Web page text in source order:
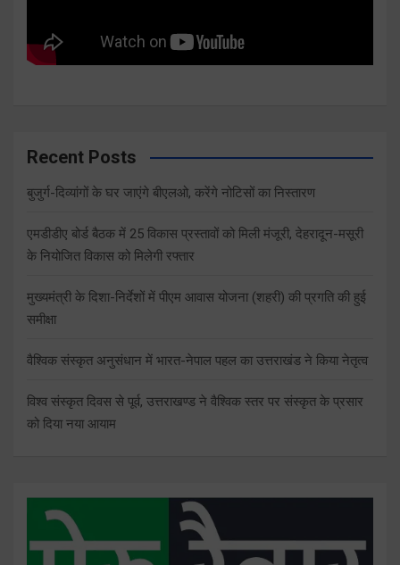
Recent Posts
बुजुर्ग-दिव्यांगों के घर जाएंगे बीएलओ, करेंगे नोटिसों का निस्तारण
एमडीडीए बोर्ड बैठक में 25 विकास प्रस्तावों को मिली मंजूरी, देहरादून-मसूरी
के नियोजित विकास को मिलेगी रफ्तार
मुख्यमंत्री के दिशा-निर्देशों में पीएम आवास योजना (शहरी) की प्रगति की हुई
समीक्षा
वैश्विक संस्कृत अनुसंधान में भारत-नेपाल पहल का उत्तराखंड ने किया नेतृत्व
विश्व संस्कृत दिवस से पूर्व, उत्तराखण्ड ने वैश्विक स्तर पर संस्कृत के प्रसार
को दिया नया आयाम